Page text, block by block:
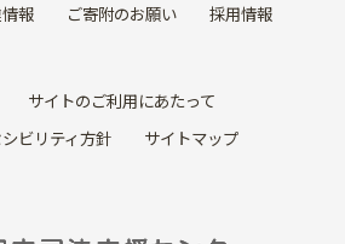
報 ご寄附のお願い 採用情報
サイトのご利用にあたって
ビリティ方針
サイトマップ